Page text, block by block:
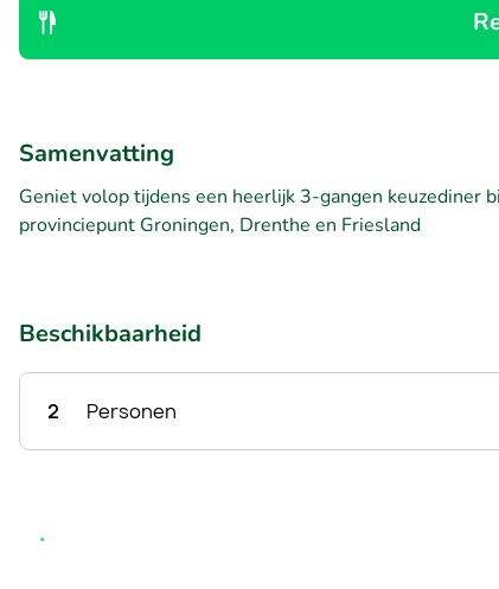
Samenvatting
Geniet volop tijdens een heerlijk 3-gangen keuzediner
provinciepunt Groningen, Drenthe en Friesland
Beschikbaarheid
2 Personen